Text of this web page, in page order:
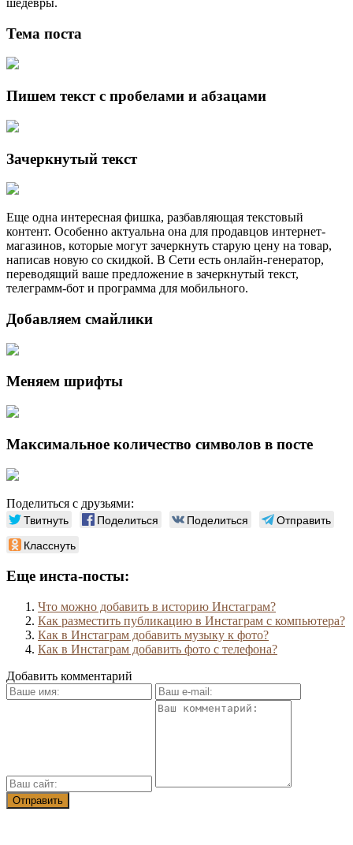
шедевры.
Тема поста
Пишем текст с пробелами и абзацами
Зачеркнутый текст
Еще одна интересная фишка, разбавляющая текстовый
контент. Особенно актуальна она для продавцов интернет-
магазинов, которые могут зачеркнуть старую цену на товар,
написав новую со скидкой. В Сети есть онлайн-генератор,
переводящий ваше предложение в зачеркнутый текст,
телеграмм-бот и программа для мобильного.
Добавляем смайлики
Меняем шрифты
Максимальное количество символов в посте
Поделиться с друзьями:
Твитнуть Поделиться Поделиться
Отправить
Класснуть
Еще инста-посты:
Что можно добавить в историю Инстаграм?
Как разместить публикацию в Инстаграм с компьютера?
Как в Инстаграм добавить музыку к фото?
Как в Инстаграм добавить фото с телефона?
Добавить комментарий